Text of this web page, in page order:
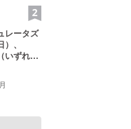
レータズ
、
いずれも
のキュ
そのま
ます ②横